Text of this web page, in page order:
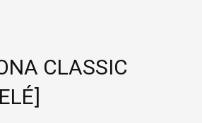
CLASSIC